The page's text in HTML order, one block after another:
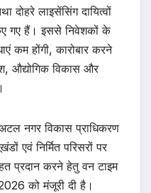
लाइसेंसिंग दायित्वों
गए हैं। इससे निवेशकों के
कम होंगी, कारोबार करने
औद्योगिक विकास और
अटल नगर विकास प्राधिकरण
एवं निर्मित परिसरों पर
प्रदान करने हेतु वन टाइम
को मंजूरी दी है।